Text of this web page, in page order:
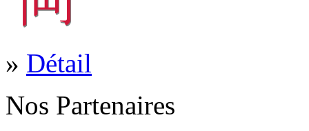
» Détail
Nos Partenaires